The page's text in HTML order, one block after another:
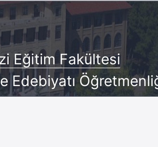
Eğitim Fakültesi
Edebiyatı